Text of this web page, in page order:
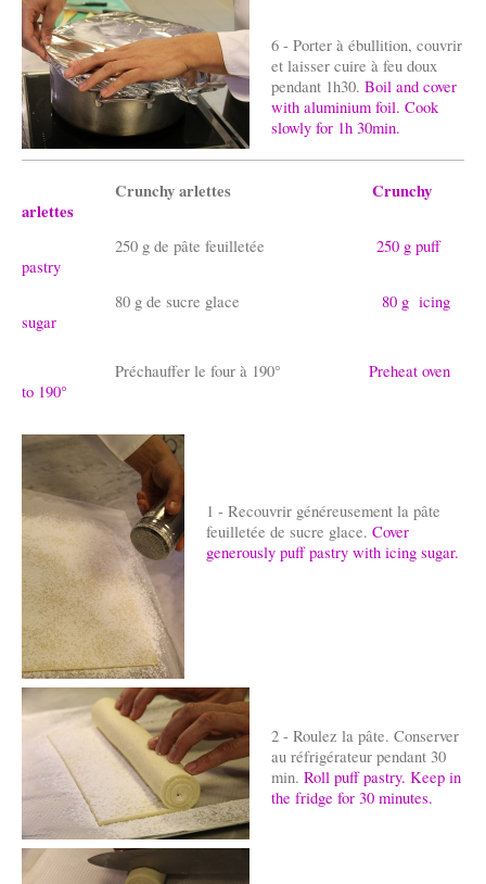
6 - Porter à ébullition, couvrir
et laisser cuire à feu doux
pendant 1h30. Boil and cover
with aluminium foil. Cook
slowly for 1h 30min.
Crunchy arlettes
Crunchy
arlettes
250 g de pâte feuilletée 250 g puff
pastry
80 g de sucre glace 80 g icing
sugar
Préchauffer le four à 190° Preheat oven
to 190°
1 - Recouvrir généreusement la pâte
feuilletée de sucre glace. Cover
generously puff pastry with icing sugar.
2 - Roulez la pâte. Conserver
au réfrigérateur pendant 30
min. Roll puff pastry. Keep in
the fridge for 30 minutes.